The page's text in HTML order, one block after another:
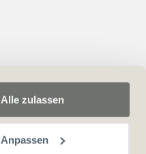
Alle zulassen
Anpassen